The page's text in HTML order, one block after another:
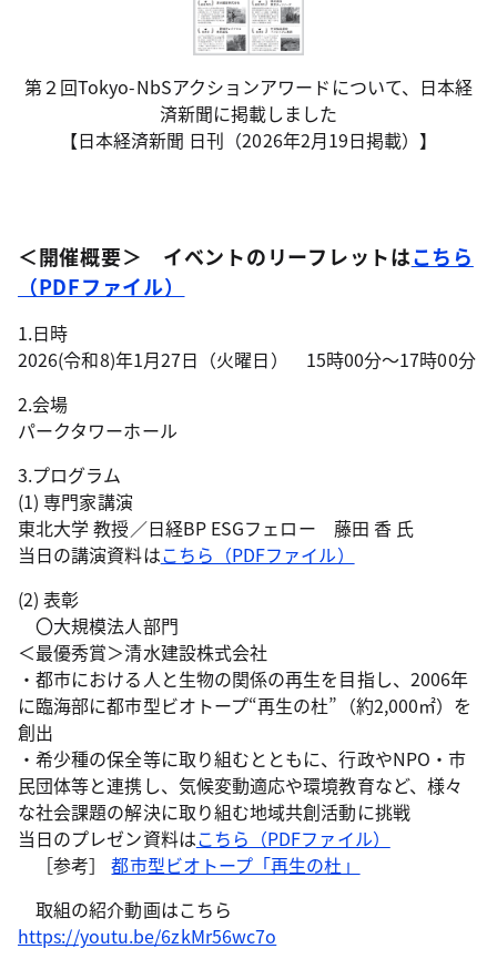
第２回Tokyo-NbSアクションアワードについて、日本経
済新聞に掲載しました
【日本経済新聞 日刊（2026年2月19日掲載）】
＜開催概要＞ イベントのリーフレットはこちら
（PDFファイル）
1.日時
2026(令和8)年1月27日（火曜日） 15時00分～17時00分
2.会場
パークタワーホール
3.プログラム
(1) 専門家講演
東北大学 教授／日経BP ESGフェロー 藤田 香 氏
当日の講演資料はこちら（PDFファイル）
(2) 表彰
〇大規模法人部門
＜最優秀賞＞清水建設株式会社
・都市における人と生物の関係の再生を目指し、2006年
に臨海部に都市型ビオトープ“再生の杜”（約2,000㎡）を
創出
・希少種の保全等に取り組むとともに、行政やNPO・市
民団体等と連携し、気候変動適応や環境教育など、様々
な社会課題の解決に取り組む地域共創活動に挑戦
当日のプレゼン資料はこちら（PDFファイル）
［参考］都市型ビオトープ「再生の杜」
取組の紹介動画はこちら
https://youtu.be/6zkMr56wc7o